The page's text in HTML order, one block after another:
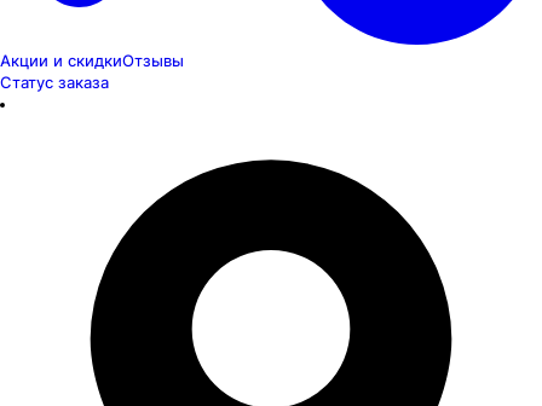
Акции и скидкиОтзывы
Статус заказа